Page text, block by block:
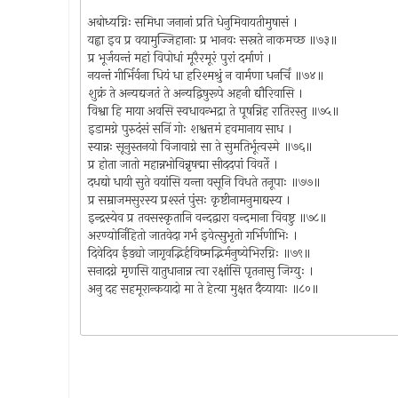
अबोध्यग्निः समिधा जनानां प्रति धेनुमिवायतीमुषासं ।
यह्वा इव प्र वयामुज्जिहानाः प्र भानवः सस्रते नाकमच्छ ॥७३॥
प्र भूर्जयन्तं महां विपोधां मूरैरमूरं पुरां दर्माणं ।
नयन्तं गीर्भिर्वना धियं धा हरिश्मश्रुं न वार्मणा धनर्चिं ॥७४॥
शुक्रं ते अन्यद्यजतं ते अन्यद्विषुरूपे अहनी द्यौरिवासि ।
विश्वा हि माया अवसि स्वधावन्भद्रा ते पूषन्निह रातिरस्तु ॥७५॥
इडामग्ने पुरुदंसं सनिं गोः शश्वत्तमं हवमानाय साध ।
स्यान्नः सूनुस्तनयो विजावाग्ने सा ते सुमतिर्भूत्वस्मे ॥७६॥
प्र होता जातो महान्नभोविन्नृषद्मा सीददपां विवर्ते ।
दधद्यो धायी सुते वयांसि यन्ता वसूनि विधते तनूपाः ॥७७॥
प्र सम्राजमसुरस्य प्रश्स्तं पुंसः कृष्टीनामनुमाद्यस्य ।
इन्द्रस्येव प्र तवसस्कृतानि वन्दद्वारा वन्दमाना विवष्टु ॥७८॥
अरण्योर्निहितो जातवेदा गर्भ इवेत्सुभृतो गर्भिणीभिः ।
दिवेदिव ईड्यो जागृवद्भिर्हविष्मद्भिर्मनुष्येभिरग्निः ॥७९॥
सनादग्ने मृणसि यातुधानान्न त्वा रक्षांसि पृतनासु जिग्युः ।
अनु दह सहमूरान्कयादो मा ते हेत्या मुक्षत दैव्यायाः ॥८०॥